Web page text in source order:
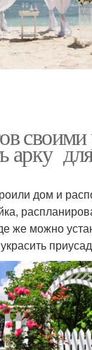
арку
дом и
же можно